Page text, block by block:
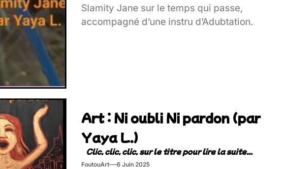
Slamity Jane sur le temps qui passe,
accompagné d’une instru d’Adubtation.
Art : Ni oubli Ni pardon (par
Yaya L.)
FoutouArt 6 Juin 2025